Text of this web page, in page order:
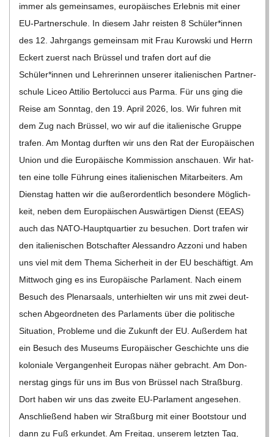
G
O
L
D
S
C
H
M
D
T
S
immer als gemein­sa­mes, euro­päi­sches Erleb­nis mit einer
EU-Par­t­­ner­­schule. In die­sem Jahr reis­ten 8 Schüler*innen
des 12. Jahr­gangs gemein­sam mit Frau Kur­ow­ski und Herrn
Eckert zuerst nach Brüs­sel und tra­fen dort auf die
Schüler*innen und Leh­re­rin­nen unse­rer ita­lie­ni­schen Part­ner­
schule Liceo Atti­lio Ber­to­lucci aus Parma. Für uns ging die
Reise am Sonn­tag, den 19. April 2026, los. Wir fuh­ren mit
dem Zug nach Brüs­sel, wo wir auf die ita­lie­ni­sche Gruppe
tra­fen. Am Mon­tag durf­ten wir uns den Rat der Euro­päi­schen
Union und die Euro­päi­sche Kom­mis­sion anschauen. Wir hat­
ten eine tolle Füh­rung eines ita­lie­ni­schen Mit­ar­bei­ters. Am
Diens­tag hat­ten wir die außer­or­dent­lich beson­dere Mög­lich­
keit, neben dem Euro­päi­schen Aus­wär­ti­gen Dienst (EEAS)
auch das NATO-Haup­t­­quar­­tier zu besu­chen. Dort tra­fen wir
den ita­lie­ni­schen Bot­schaf­ter Ales­san­dro Azzoni und haben
uns viel mit dem Thema Sicher­heit in der EU beschäf­tigt. Am
Mitt­woch ging es ins Euro­päi­sche Par­la­ment. Nach einem
Besuch des Ple­nar­saals, unter­hiel­ten wir uns mit zwei deut­
schen Abge­ord­ne­ten des Par­la­ments über die poli­ti­sche
Situa­tion, Pro­bleme und die Zukunft der EU. Außer­dem hat
ein Besuch des Muse­ums Euro­päi­scher Geschichte uns die
kolo­niale Ver­gan­gen­heit Euro­pas näher gebracht. Am Don­
ners­tag gings für uns im Bus von Brüs­sel nach Straß­burg.
Dort haben wir uns das zweite EU-Par­la­­ment ange­se­hen.
Anschlie­ßend haben wir Straß­burg mit einer Boots­tour und
dann zu Fuß erkun­det. Am Frei­tag, unse­rem letz­ten Tag,